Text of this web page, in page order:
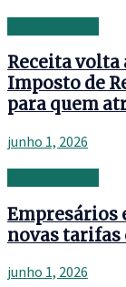
Receita volta
Imposto de
para quem
junho 1, 2026
Empresários
novas tarifas
junho 1, 2026